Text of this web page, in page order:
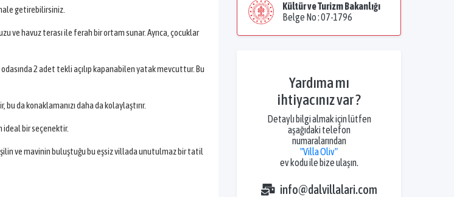
getirebilirsiniz.
ve havuz terası ile ferah bir ortam sunar. Ayrıca, çocuklar
2 adet tekli açılıp kapanabilen yatak mevcuttur. Bu
da konaklamanızı daha da kolaylaştırır.
ideal bir seçenektir.
ve mavinin buluştuğu bu eşsiz villada unutulmaz bir tatil
Kültür ve Turizm Bakanlığı
Belge No : 07-1796
Yardıma mı
ihtiyacınız var ?
Detaylı bilgi almak için lütfen
aşağıdaki telefon
numaralarından
"Villa Oliv"
ev kodu ile bize ulaşın.
info@dalvillalari.com